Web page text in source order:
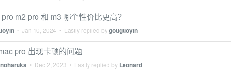
m2 pro 和 m3 哪个性价比更高？
• Jan 10, 2024 • Lastly replied bygouguoyin
pro 出现卡顿的问题
• Dec 2, 2023 • Lastly replied by Leonard